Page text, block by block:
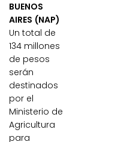
BUENOS
AIRES (NAP)
Un total de
134 millones
de pesos
serán
destinados
por el
Ministerio de
Agricultura
para